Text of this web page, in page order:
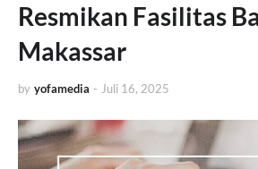
Resmikan Fasilitas
Makassar
by yofamedia - Juli 16, 2025